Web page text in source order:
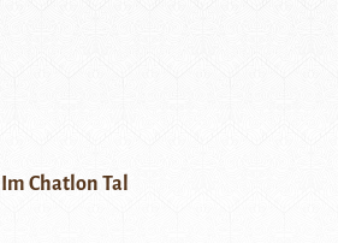
Im Chatlon Tal